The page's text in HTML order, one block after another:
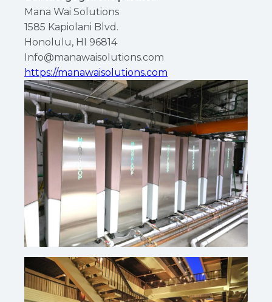
Mana Wai Solutions
1585 Kapiolani Blvd.
Honolulu, HI 96814
Info@manawaisolutions.com
https://manawaisolutions.com